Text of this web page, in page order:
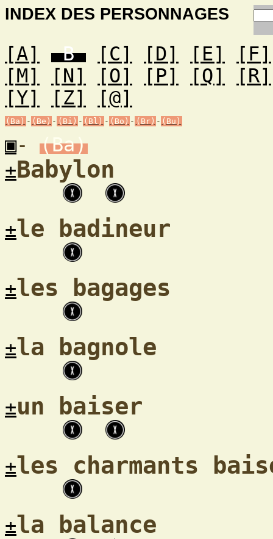
INDEX DES PERSONNAGES
[A] B [C] [D] [E]
[F]
[M]
[N] [O] [P] [Q]
[R]
[Y]
[Z] [@]
(Ba) - (Be) - (Bi) - (Bl) - (Bo) - (Br) - (Bu)
▣-
(Ba)
±Babylon
±le badineur
±les bagages
±la bagnole
±un baiser
±les charmants
±la balance